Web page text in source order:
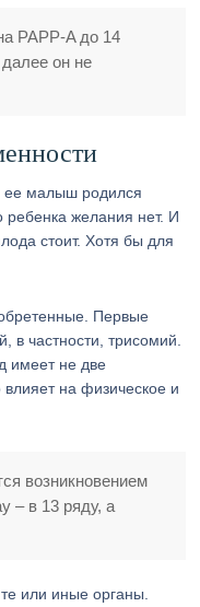
PAPP-A до 14
он не
ее малыш родился
ребенка желания нет. И
стоит. Хотя бы для
Первые
в частности, трисомий.
имеет не две
на физическое и
возникновением
– в 13 ряду, а
или иные органы.